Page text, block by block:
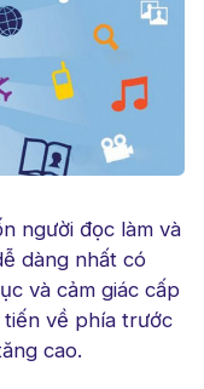
người đọc làm và
dàng nhất có
và cảm giác cấp
về phía trước
cao.